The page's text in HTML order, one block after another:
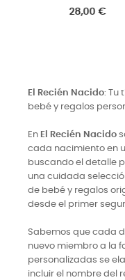
El Recién Nacido: Tu
bebé y regalos
En El Recién Nacido
cada nacimiento en
buscando el detalle
una cuidada
de bebé y regalos
desde el primer
Sabemos que cada
nuevo miembro a la
personalizadas se
incluir el nombre del